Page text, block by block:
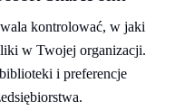
kontrolować, w jaki
w Twojej organizacji.
i preferencje